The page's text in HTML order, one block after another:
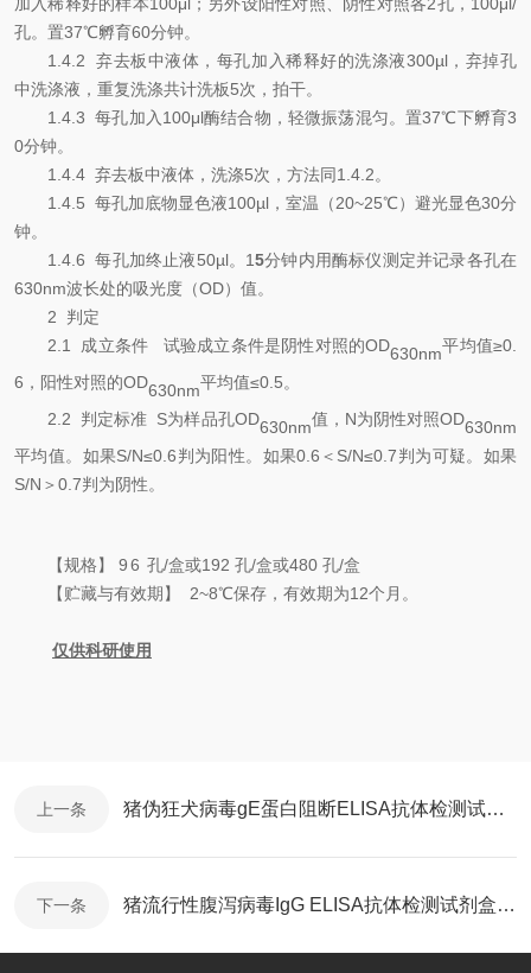
孔。置37℃孵育60分钟。
1.4.2弃去板中液体，每孔加入稀释好的洗涤液300µl，弃掉孔
中洗涤液，重复洗涤共计洗板5次，拍干。
1.4.3每孔加入 100μl酶结合物，轻微振荡混匀。置37℃下孵育3
0分钟。
1.4.4 弃去板中液体，洗涤5次，方法同1.4.2。
1.4.5 每孔加底物显色液100µl ，室温（20~25℃）避光显色30分
钟。
1.4.6每孔加终止液50µl。 15分钟内用酶标仪测定并记录各孔在
630nm波长处的吸光度（OD）值。
2 判定
2.1 成立条件 试验成立条件是阴性对照的OD630nm平均值≥0.
6 ，阳性对照的OD630nm平均值≤0.5。
2.2 判定标准 S为样品孔OD630nm值， N为阴性对照OD630nm
平均值。 如果S/N≤0.6判为阳性。如果0.6 ＜ S/N≤0.7判为可疑。如果
S/N ＞ 0.7判为阴性。
【规格】 96 孔/盒或192 孔/盒或480 孔/盒
【贮藏与有效期】
2~8℃保存，有效期为12个月。
仅供科研使用
上一条 猪伪狂犬病毒gE蛋白阻断ELISA抗体检测试剂盒使用说明书
下一条 猪流行性腹泻病毒IgG ELISA抗体检测试剂盒说明书